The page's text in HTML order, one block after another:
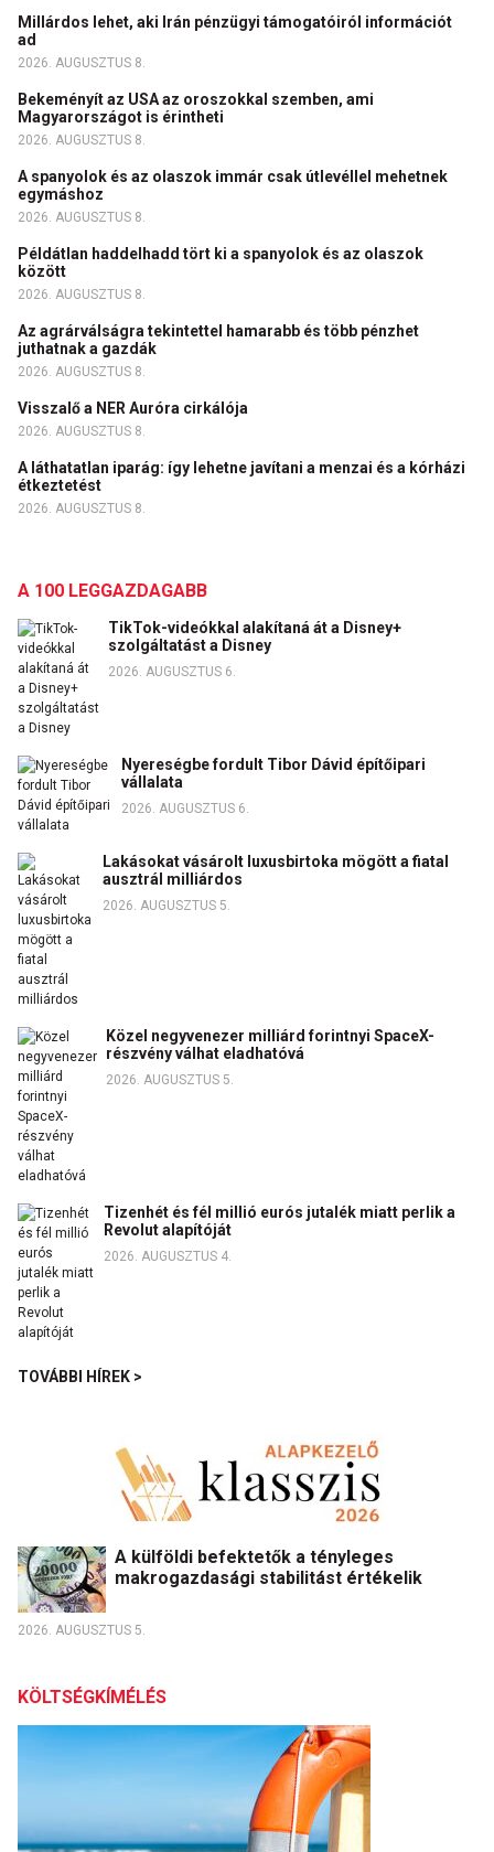
Millárdos lehet, aki Irán pénzügyi támogatóiról információt
ad
2026. AUGUSZTUS 8.
Bekeményít az USA az oroszokkal szemben, ami
Magyarországot is érintheti
2026. AUGUSZTUS 8.
A spanyolok és az olaszok immár csak útlevéllel mehetnek
egymáshoz
2026. AUGUSZTUS 8.
Példátlan haddelhadd tört ki a spanyolok és az olaszok
között
2026. AUGUSZTUS 8.
Az agrárválságra tekintettel hamarabb és több pénzhet
juthatnak a gazdák
2026. AUGUSZTUS 8.
Visszalő a NER Auróra cirkálója
2026. AUGUSZTUS 8.
A láthatatlan iparág: így lehetne javítani a menzai és a kórházi
étkeztetést
2026. AUGUSZTUS 8.
A 100 LEGGAZDAGABB
TikTok-videókkal alakítaná át a Disney+
szolgáltatást a Disney
2026. AUGUSZTUS 6.
Nyereségbe fordult Tibor Dávid építőipari
vállalata
2026. AUGUSZTUS 6.
Lakásokat vásárolt luxusbirtoka mögött a fiatal
ausztrál milliárdos
2026. AUGUSZTUS 5.
Közel negyvenezer milliárd forintnyi SpaceX-
részvény válhat eladhatóvá
2026. AUGUSZTUS 5.
Tizenhét és fél millió eurós jutalék miatt perlik a
Revolut alapítóját
2026. AUGUSZTUS 4.
TOVÁBBI HÍREK >
A külföldi befektetők a tényleges
makrogazdasági stabilitást értékelik
2026. AUGUSZTUS 5.
KÖLTSÉGKÍMÉLÉS